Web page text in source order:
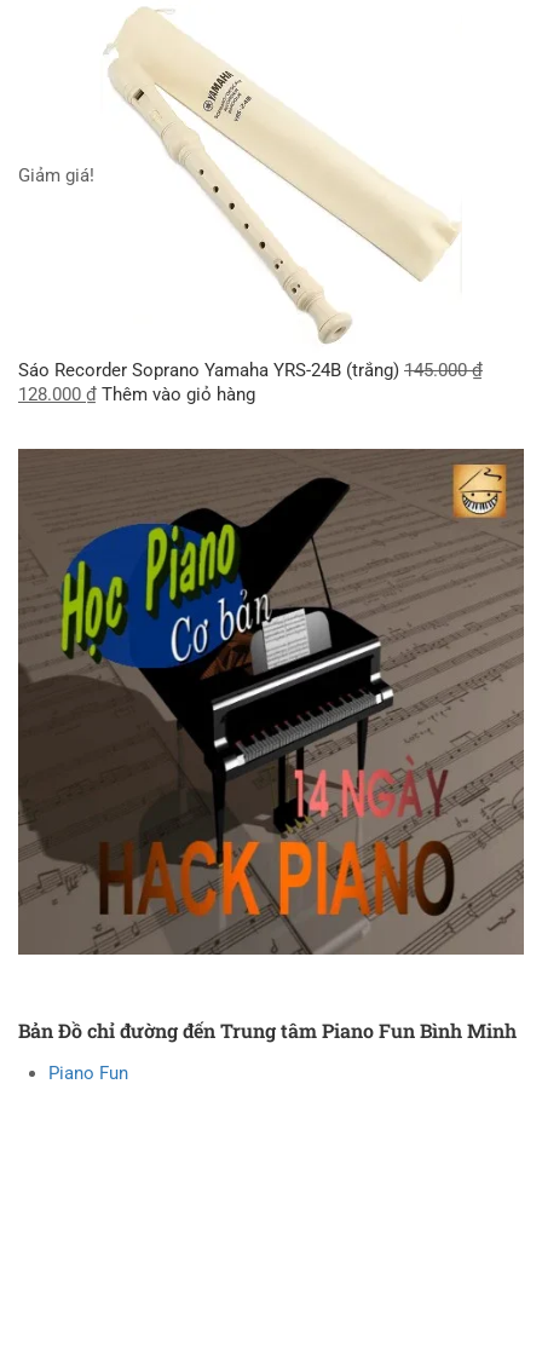
Giảm giá!
Sáo Recorder Soprano Yamaha YRS-24B (trắng) 145.000₫
128.000 ₫ Thêm vào giỏ hàng
Bản Đồ chỉ đường đến Trung tâm Piano Fun Bình Minh
Piano Fun